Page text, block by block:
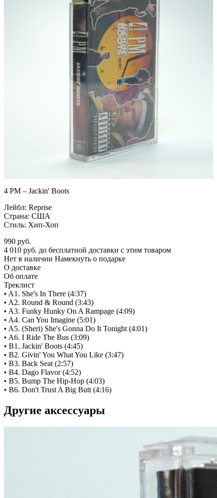
4 PM – Jackin' Boots
Лейбл: Reprise
Страна: США
Стиль: Хип-Хоп
990 руб.
4 010 руб. до бесплатной доставки с этим товаром
Нет в наличии Намекнуть о подарке
О доставке
Об оплате
Треклист
• A1. She's In There (4:37)
• A2. Round & Round (3:43)
• A3. Funky Hunky On A Rampage (4:09)
• A4. Can You Imagine (5:01)
• A5. (Sheri) She's Gonna Do It Tonight (4:01)
• A6. I Ride The Bus (3:09)
• B1. Jackin' Boots (4:45)
• B2. Givin' You What You Like (3:47)
• B3. Back Seat (2:57)
• B4. Dago Flavor (4:52)
• B5. Bump The Hip-Hop (4:03)
• B6. Don't Trust A Big Butt (4:16)
Другие аксессуары